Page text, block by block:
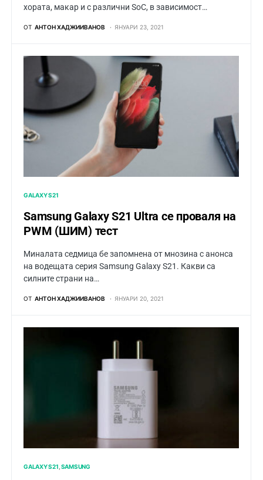
хората, макар и с различни SoC, в зависимост…
ОТ АНТОН ХАДЖИИВАНОВ ЯНУАРИ 23, 2021
GALAXY S21
Samsung Galaxy S21 Ultra се проваля на
PWM (ШИМ) тест
Миналата седмица бе запомнена от мнозина с анонса
на водещата серия Samsung Galaxy S21. Какви са
силните страни на…
ОТ АНТОН ХАДЖИИВАНОВ ЯНУАРИ 20, 2021
GALAXY S21 SAMSUNG